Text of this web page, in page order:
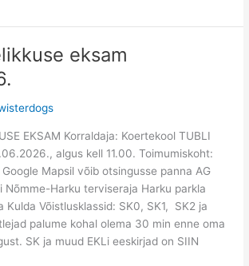
eksam
EKSAM Korraldaja: Koertekool TUBLI
algus kell 11.00. Toimumiskoht:
Mapsil võib otsingusse panna AG
Nõmme-Harku terviseraja Harku parkla
Kulda Võistlusklassid: SK0, SK1, SK2 ja
palume kohal olema 30 min enne oma
SK ja muud EKLi eeskirjad on SIIN